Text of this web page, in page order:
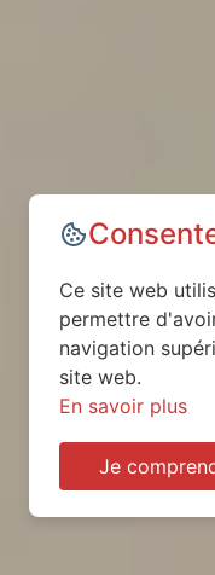
Ce site web
permettre
navigation
site web.
En savoir plus
Je